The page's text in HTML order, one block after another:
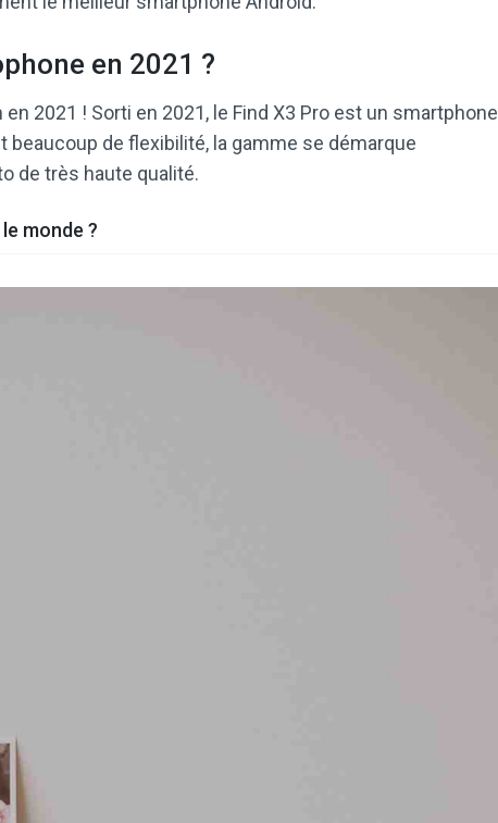
en 2021 ?
2021 ! Sorti en 2021, le Find X3 Pro est un smartphone
beaucoup de flexibilité, la gamme se démarque
de très haute qualité.
monde ?